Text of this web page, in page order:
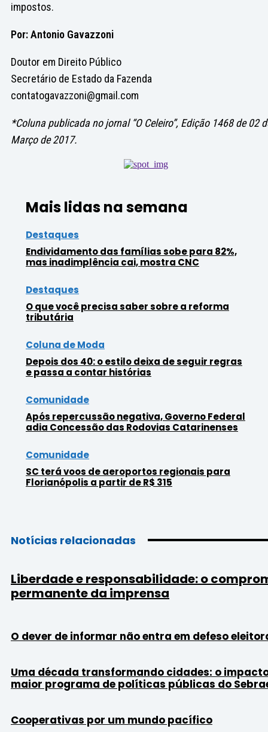
impostos.
Por: Antonio Gavazzoni
Doutor em Direito Público
Secretário de Estado da Fazenda
contatogavazzoni@gmail.com
*Coluna publicada no jornal “O Celeiro”, Edição 1468 de 02
Março de 2017.
Mais lidas na semana
Destaques
Endividamento das famílias sobe para 82%,
mas inadimplência cai, mostra CNC
Destaques
O que você precisa saber sobre a reforma
tributária
Coluna de Moda
Depois dos 40: o estilo deixa de seguir regras
e passa a contar histórias
Comunidade
Após repercussão negativa, Governo Federal
adia Concessão das Rodovias Catarinenses
Comunidade
SC terá voos de aeroportos regionais para
Florianópolis a partir de R$ 315
Notícias relacionadas
Liberdade e responsabilidade: o
permanente da imprensa
O dever de informar não entra em defeso
Uma década transformando cidades: o
maior programa de políticas públicas do
Cooperativas por um mundo pacífico